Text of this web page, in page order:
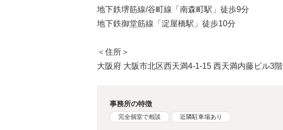
地下鉄堺筋線/谷町線「南森町駅」徒歩9分
地下鉄御堂筋線「淀屋橋駅」徒歩10分
＜住所＞
大阪府 大阪市北区西天満4-1-15 西天満内藤ビル3階
事務所の特徴
完全個室で相談 近隣駐車場あり